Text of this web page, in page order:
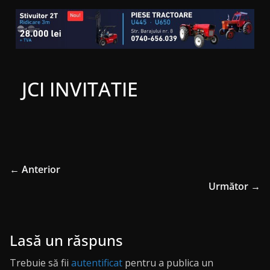
JCI INVITATIE
← Anterior
Următor →
Lasă un răspuns
Trebuie să fii autentificat pentru a publica un